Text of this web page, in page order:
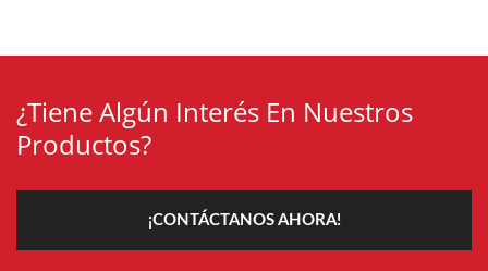
¿Tiene Algún Interés En Nuestros
Productos?
¡CONTÁCTANOS AHORA!